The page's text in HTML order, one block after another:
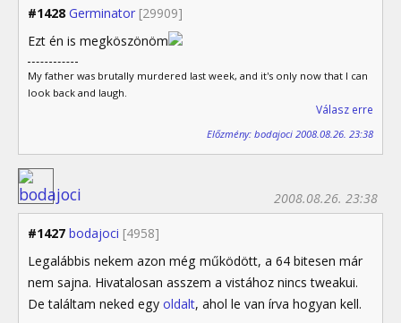
#1428 Germinator [29909]
Ezt én is megköszönöm
My father was brutally murdered last week, and it's only now that I can
look back and laugh.
Válasz erre
Előzmény: bodajoci 2008.08.26. 23:38
#1427 bodajoci [4958]
2008.08.26. 23:38
Legalábbis nekem azon még működött, a 64 bitesen már
nem sajna. Hivatalosan asszem a vistához nincs tweakui.
De találtam neked egy oldalt, ahol le van írva hogyan kell.